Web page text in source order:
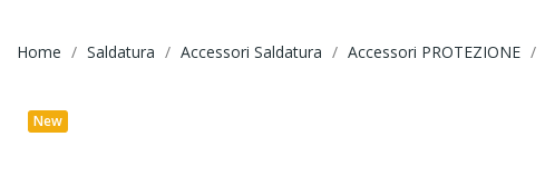
Home Saldatura Accessori Saldatura Accessori PROTEZIONE
New